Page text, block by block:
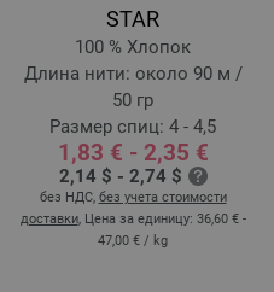
STAR
100 % Хлопок
Длина нити: около 90 м /
50 гр
Размер спиц: 4 - 4,5
1,83 € - 2,35 €
2,14 $ - 2,74 $
без НДС, без учета стоимости
доставки, Цена за единицу: 36,60 € -
47,00 € / kg